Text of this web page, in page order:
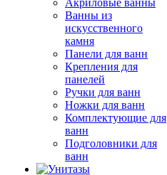
Акриловые ванны
Ванны из
искусственного
камня
Панели для ванн
Крепления для
панелей
Ручки для ванн
Ножки для ванн
Комплектующие для
ванн
Подголовники для
ванн